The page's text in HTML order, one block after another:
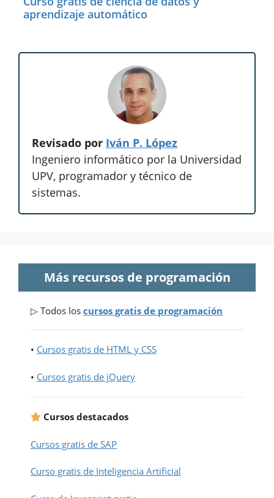
aprendizaje automático
Revisado por Iván P. López
Ingeniero informático por la Universidad
UPV, programador y técnico de
sistemas.
Más recursos de programación
▷ Todos los cursos gratis de programación
• Cursos gratis de HTML y CSS
• Cursos gratis de jQuery
Cursos destacados
Cursos gratis de SAP
Curso gratis de Inteligencia Artificial